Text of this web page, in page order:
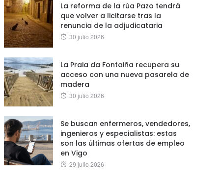
La reforma de la rúa Pazo tendrá
que volver a licitarse tras la
renuncia de la adjudicataria
Posted
30 julio 2026
La Praia da Fontaiña recupera su
acceso con una nueva pasarela de
madera
Posted
30 julio 2026
Se buscan enfermeros, vendedores,
ingenieros y especialistas: estas
son las últimas ofertas de empleo
en Vigo
Posted
29 julio 2026